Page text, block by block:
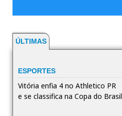
ÚLTIMAS
ESPORTES
Vitória enfia 4 no Athletico PR
e se classifica na Copa do Brasil